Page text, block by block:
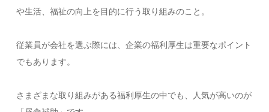
や生活、福祉の向上を目的に行う取り組みのこと。
従業員が会社を選ぶ際には、企業の福利厚生は重要なポイント
でもあります。
さまざまな取り組みがある福利厚生の中でも、人気が高いのが